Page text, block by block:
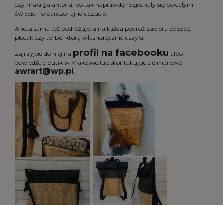
czy mała galanteria, bo tak naprawdę rozjechały się po całym
świecie. To bardzo fajne uczucie.
Aneta sama też podróżuje, a na każdą podróż zabiera ze sobą
plecak czy torbę, którą własnoręcznie uszyła.
Zajrzyjcie do niej na profil na facebooku albo
odwiedźcie butik w Krakowie lub skontakujcie się mailowo
awrart@wp.pl